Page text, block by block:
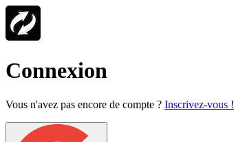
Connexion
Vous n'avez pas encore de compte ? Inscrivez-vous !